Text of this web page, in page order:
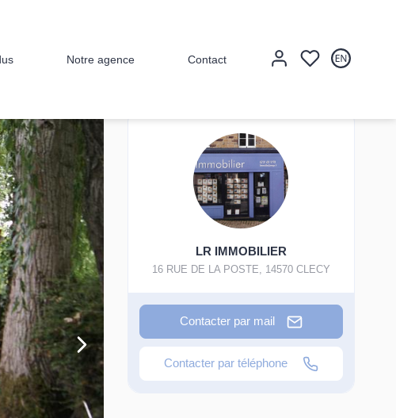
Notre agence Contact
LR IMMOBILIER
16 RUE DE LA POSTE, 14570 CLECY
Contacter par mail
Contacter par téléphone